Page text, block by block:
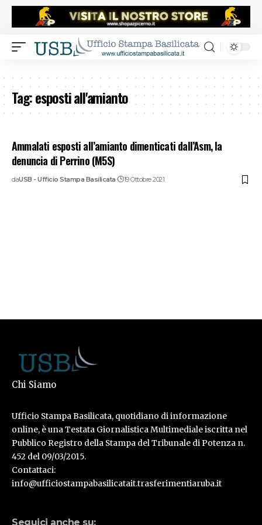
Tag:esposti all'amianto
Ammalati esposti all’amianto dimenticati dall’Asm, la
denuncia di Perrino (M5S)
daUSB - Ufficio Stampa Basilicata 19 Ottobre 2021
Chi Siamo
Ufficio Stampa Basilicata, quotidiano di informazione
online, è una Testata Giornalistica Multimediale iscritta nel
Pubblico Registro della Stampa del Tribunale di Potenza n.
452 del 09/03/2015.
Contattaci:
info@ufficiostampabasilicatait.trasferimentiaruba.it
Seguici anche su: